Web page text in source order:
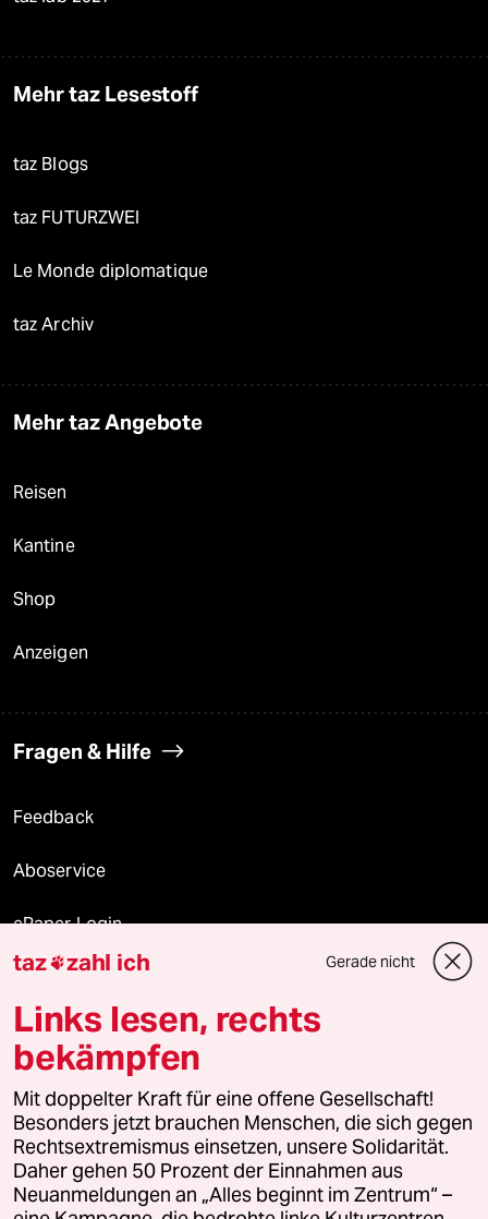
Mehr taz Lesestoff
taz Blogs
taz FUTURZWEI
Le Monde diplomatique
taz Archiv
Mehr taz Angebote
Reisen
Kantine
Shop
Anzeigen
Fragen & Hilfe
Feedback
Aboservice
ePaper Login
Downloads für Abonnierende
© 2026 taz Verlags und Vertriebs GmbH
Alle Rechte vorbehalten. Bei rechtlichen Fragen oder für Genehmigungen
wenden Sie sich bitte an
lizenzen@taz.de
Feedback Redaktionsstatut Kommune-Richtlinien
taz zahl ich Gerade nicht
Links lesen, rechts
bekämpfen
Mit doppelter Kraft für eine offene Gesellschaft!
Besonders jetzt brauchen Menschen, die sich gegen
Rechtsextremismus einsetzen, unsere Solidarität.
Daher gehen 50 Prozent der Einnahmen aus
Neuanmeldungen an „Alles beginnt im Zentrum“ –